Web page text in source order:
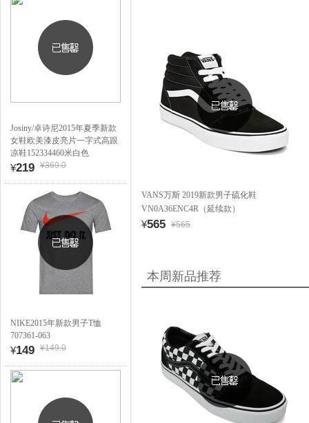
Josiny/卓诗尼2015年夏季新款
女鞋欧美漆皮亮片一字式高跟
凉鞋152334460米白色
¥219 ¥369.0
NIKE2015年新款男子T恤
707361-063
¥149 ¥149.0
VANS万斯 2019新款男子硫化鞋
VN0A36ENC4R（延续款）
¥565 ¥565
本周新品推荐